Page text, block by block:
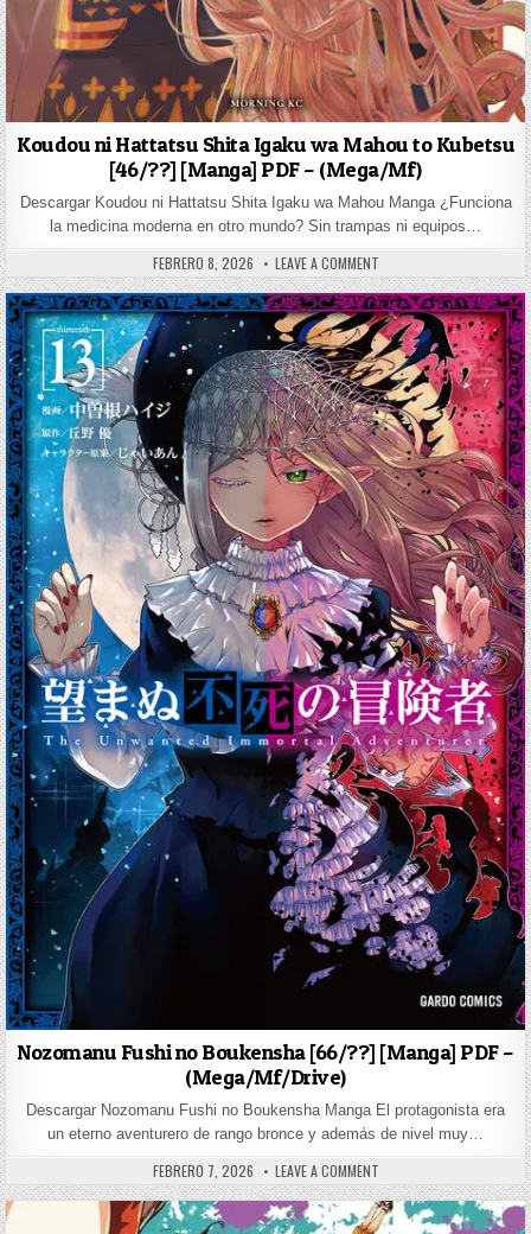
Koudou ni Hattatsu Shita Igaku wa Mahou to Kubetsu
[46/??] [Manga] PDF – (Mega/Mf)
Descargar Koudou ni Hattatsu Shita Igaku wa Mahou Manga ¿Funciona
la medicina moderna en otro mundo? Sin trampas ni equipos…
PUBLISHED DATE:
FEBRERO 8, 2026 LEAVE A COMMENTON KOUDOU NI
Nozomanu Fushi no Boukensha [66/??] [Manga] PDF –
(Mega/Mf/Drive)
Descargar Nozomanu Fushi no Boukensha Manga El protagonista era
un eterno aventurero de rango bronce y además de nivel muy…
PUBLISHED DATE:
FEBRERO 7, 2026 LEAVE A COMMENTON NOZOMANU FUSHI